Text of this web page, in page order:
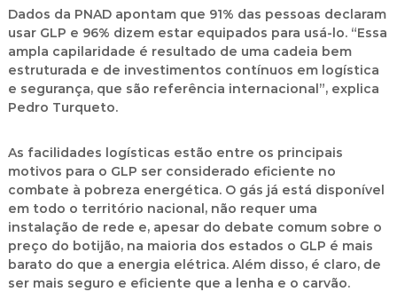
Dados da PNAD apontam que 91% das pessoas declaram
usar GLP e 96% dizem estar equipados para usá-lo. “Essa
ampla capilaridade é resultado de uma cadeia bem
estruturada e de investimentos contínuos em logística
e segurança, que são referência internacional”, explica
Pedro Turqueto.
As facilidades logísticas estão entre os principais
motivos para o GLP ser considerado eficiente no
combate à pobreza energética. O gás já está disponível
em todo o território nacional, não requer uma
instalação de rede e, apesar do debate comum sobre o
preço do botijão, na maioria dos estados o GLP é mais
barato do que a energia elétrica. Além disso, é claro, de
ser mais seguro e eficiente que a lenha e o carvão.